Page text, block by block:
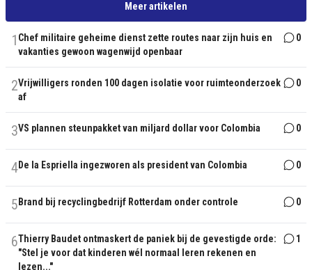
Meer artikelen
1 Chef militaire geheime dienst zette routes naar zijn huis en
vakanties gewoon wagenwijd openbaar
0
2Vrijwilligers ronden 100 dagen isolatie voor ruimteonderzoek
af
0
3VS plannen steunpakket van miljard dollar voor Colombia 0
4De la Espriella ingezworen als president van Colombia 0
5 Brand bij recyclingbedrijf Rotterdam onder controle 0
6Thierry Baudet ontmaskert de paniek bij de gevestigde orde:
"Stel je voor dat kinderen wél normaal leren rekenen en
lezen..."
1